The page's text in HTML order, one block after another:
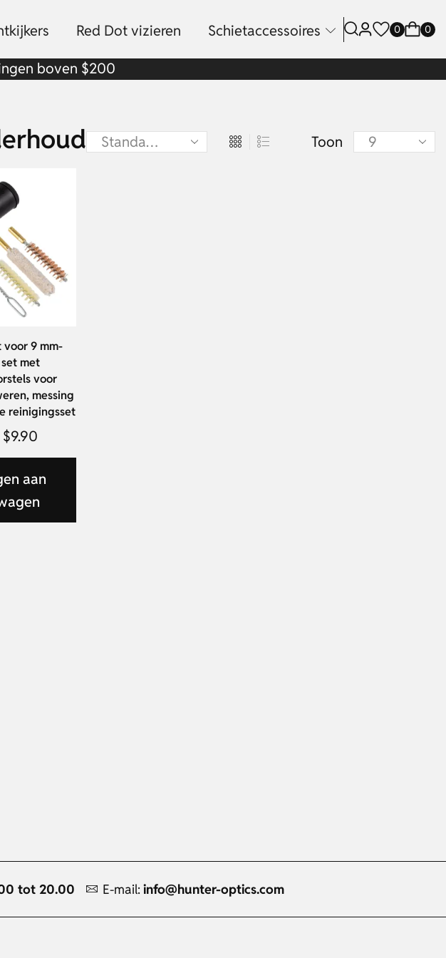
Red Dot vizieren Schietaccessoires 0 0
boven $200
Toon
voor 9 mm-
met
voor
messing
reinigingsset
$9.90
aan
tot 20.00 E-mail: info@hunter-optics.com